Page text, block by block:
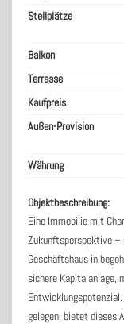
Stellplätze
Balkon
Terrasse
Kaufpreis
Außen-Provision
Währung
Objektbeschreibung:
Eine Immobilie mit
Zukunftsperspektive –
Geschäftshaus in
sichere Kapitalanlage,
gelegen, bietet dieses